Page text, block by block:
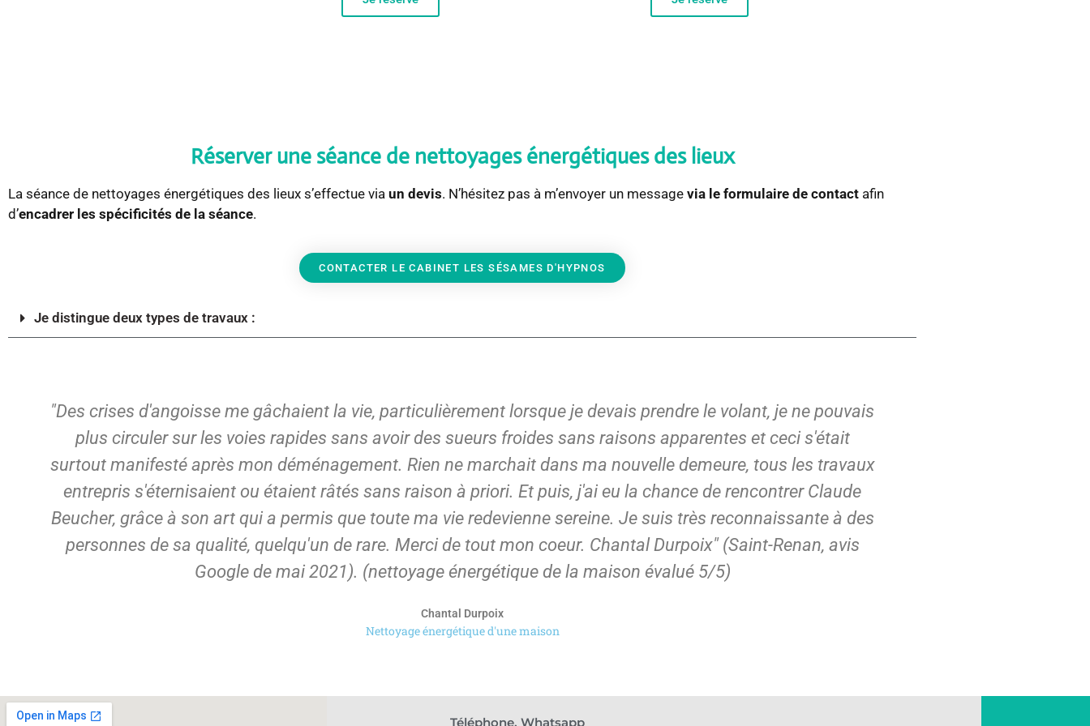
Réserver une séance de nettoyages énergétiques des lieux
La séance de nettoyages énergétiques des lieux s’effectue via un devis. N’hésitez pas à m’envoyer un message via le formulaire de contact afin
d’encadrer les spécificités de la séance.
CONTACTER LE CABINET LES SÉSAMES D'HYPNOS
Je distingue deux types de travaux :
"Des crises d'angoisse me gâchaient la vie, particulièrement lorsque je devais prendre le volant, je ne pouvais
plus circuler sur les voies rapides sans avoir des sueurs froides sans raisons apparentes et ceci s'était
surtout manifesté après mon déménagement. Rien ne marchait dans ma nouvelle demeure, tous les travaux
entrepris s'éternisaient ou étaient râtés sans raison à priori. Et puis, j'ai eu la chance de rencontrer Claude
Beucher, grâce à son art qui a permis que toute ma vie redevienne sereine. Je suis très reconnaissante à des
personnes de sa qualité, quelqu'un de rare. Merci de tout mon coeur. Chantal Durpoix" (Saint-Renan, avis
Google de mai 2021). (nettoyage énergétique de la maison évalué 5/5)
Chantal Durpoix
Nettoyage énergétique d'une maison
Téléphone, Whatsapp